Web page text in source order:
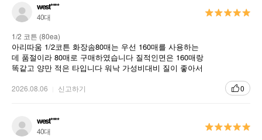
west****
40대
1/2 코튼 (80ea)
아리따움 1/2코튼 화장솜80매는 우선 160매를 사용하는
데 품절이라 80매로 구매하였습니다 질적인면은 160매랑
똑같고 양만 적은 타입니다 워낙 가성비대비 질이 좋아서
2026.08.06 신고하기 0
west****
40대